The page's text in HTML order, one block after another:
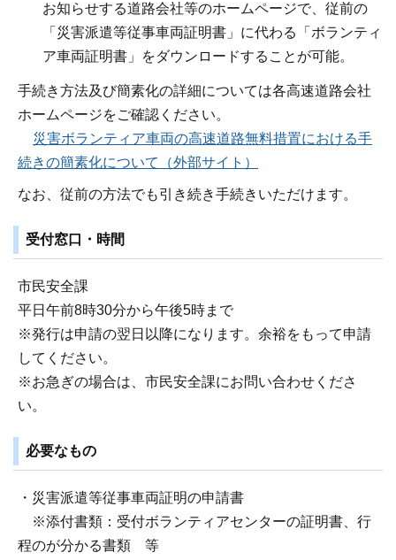
お知らせする道路会社等のホームページで、従前の
「災害派遣等従事車両証明書」に代わる「ボランティ
ア車両証明書」をダウンロードすることが可能。
手続き方法及び簡素化の詳細については各高速道路会社
ホームページをご確認ください。
災害ボランティア車両の高速道路無料措置における手
続きの簡素化について（外部サイト）
なお、従前の方法でも引き続き手続きいただけます。
受付窓口・時間
市民安全課
平日午前8時30分から午後5時まで
※発行は申請の翌日以降になります。余裕をもって申請
してください。
※お急ぎの場合は、市民安全課にお問い合わせくださ
い。
必要なもの
・災害派遣等従事車両証明の申請書
※添付書類：受付ボランティアセンターの証明書、行
程のが分かる書類 等